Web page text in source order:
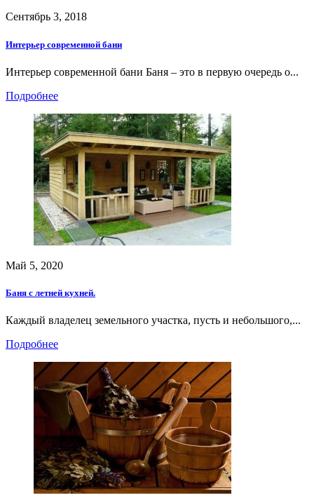
Сентябрь 3, 2018
Интерьер современной бани
Интерьер современной бани Баня – это в первую очередь о...
Подробнее
Май 5, 2020
Баня с летней кухней.
Каждый владелец земельного участка, пусть и небольшого,...
Подробнее